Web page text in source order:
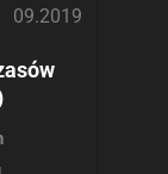
09.2019